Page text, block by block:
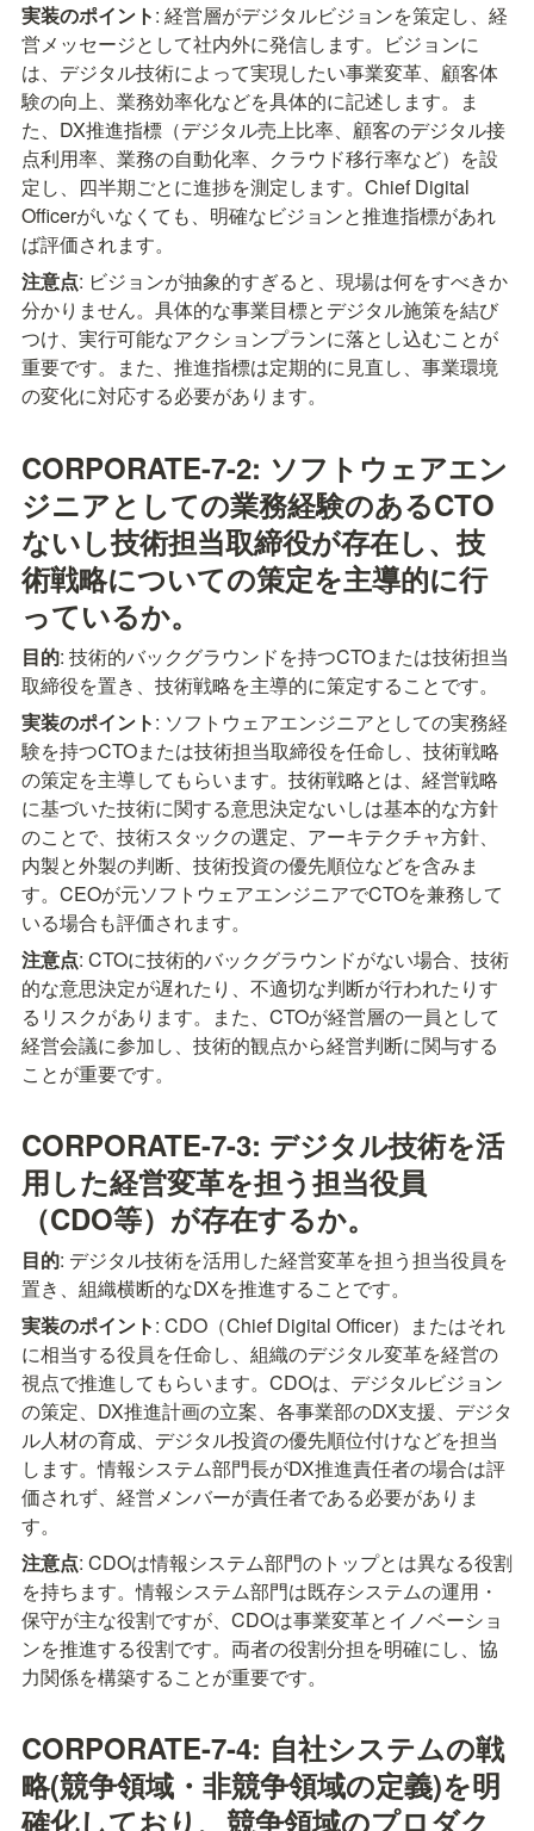
実装のポイント: 経営層がデジタルビジョンを策定し、経
営メッセージとして社内外に発信します。ビジョンに
は、デジタル技術によって実現したい事業変革、顧客体
験の向上、業務効率化などを具体的に記述します。ま
た、DX推進指標（デジタル売上比率、顧客のデジタル接
点利用率、業務の自動化率、クラウド移行率など）を設
定し、四半期ごとに進捗を測定します。Chief Digital
Officerがいなくても、明確なビジョンと推進指標があれ
ば評価されます。
注意点: ビジョンが抽象的すぎると、現場は何をすべきか
分かりません。具体的な事業目標とデジタル施策を結び
つけ、実行可能なアクションプランに落とし込むことが
重要です。また、推進指標は定期的に見直し、事業環境
の変化に対応する必要があります。
CORPORATE-7-2: ソフトウェアエン
ジニアとしての業務経験のあるCTO
ないし技術担当取締役が存在し、技
術戦略についての策定を主導的に行
っているか。
目的: 技術的バックグラウンドを持つCTOまたは技術担当
取締役を置き、技術戦略を主導的に策定することです。
実装のポイント: ソフトウェアエンジニアとしての実務経
験を持つCTOまたは技術担当取締役を任命し、技術戦略
の策定を主導してもらいます。技術戦略とは、経営戦略
に基づいた技術に関する意思決定ないしは基本的な方針
のことで、技術スタックの選定、アーキテクチャ方針、
内製と外製の判断、技術投資の優先順位などを含みま
す。CEOが元ソフトウェアエンジニアでCTOを兼務して
いる場合も評価されます。
注意点: CTOに技術的バックグラウンドがない場合、技術
的な意思決定が遅れたり、不適切な判断が行われたりす
るリスクがあります。また、CTOが経営層の一員として
経営会議に参加し、技術的観点から経営判断に関与する
ことが重要です。
CORPORATE-7-3: デジタル技術を活
用した経営変革を担う担当役員
（CDO等）が存在するか。
目的: デジタル技術を活用した経営変革を担う担当役員を
置き、組織横断的なDXを推進することです。
実装のポイント: CDO（Chief Digital Officer）またはそれ
に相当する役員を任命し、組織のデジタル変革を経営の
視点で推進してもらいます。CDOは、デジタルビジョン
の策定、DX推進計画の立案、各事業部のDX支援、デジタ
ル人材の育成、デジタル投資の優先順位付けなどを担当
します。情報システム部門長がDX推進責任者の場合は評
価されず、経営メンバーが責任者である必要がありま
す。
注意点: CDOは情報システム部門のトップとは異なる役割
を持ちます。情報システム部門は既存システムの運用・
保守が主な役割ですが、CDOは事業変革とイノベーショ
ンを推進する役割です。両者の役割分担を明確にし、協
力関係を構築することが重要です。
CORPORATE-7-4: 自社システムの戦
略(競争領域・非競争領域の定義)を明
確化しており、競争領域のプロダク